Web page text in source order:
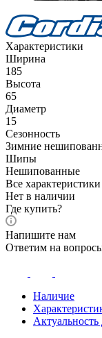
Характеристики
Ширина
185
Высота
65
Диаметр
15
Сезонность
Зимние
Шипы
Нешипованные
Все характеристики
Нет в наличии
Где купить?
Напишите нам
Ответим на
Наличие